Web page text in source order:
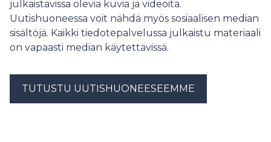
9.30, Hotelli Scandic Park, Mannerheimintie 46.
Aamiaistarjoilu.
https://www.sttinfo.fi/tiedote/71999910/kutsu-
medialle-tyon-liike-30-vuotta-tyomarkkinoiden-
uudistamista?publisherId=1624 ///Kirjan sisältö on
julkaistavissa olevia kuvia ja videoita.
Uutishuoneessa voit nähdä myös sosiaalisen median
sisältöjä. Kaikki tiedotepalvelussa julkaistu materiaali
on vapaasti median käytettävissä.
TUTUSTU UUTISHUONEESEEMME